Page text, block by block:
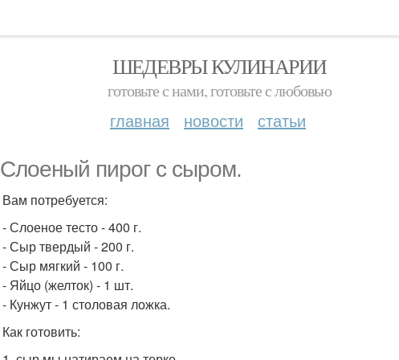
ШЕДЕВРЫ КУЛИНАРИИ
готовьте с нами, готовьте с любовью
главная новости статьи
Слоеный пирог с сыром.
Вам потребуется:
- Слоеное тесто - 400 г.
- Сыр твердый - 200 г.
- Сыр мягкий - 100 г.
- Яйцо (желток) - 1 шт.
- Кунжут - 1 столовая ложка.
Как готовить: